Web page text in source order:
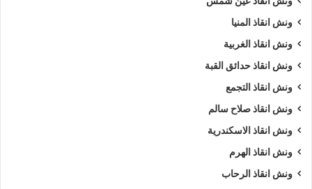
01120018852 الخيار الأمثل للعملاء الذين يبحثون عن خدمة
احترافية وموثوقة على الطريق في أي وقت.
هل يمكن متابعة موقع ونش أثناء
وصوله؟
تسعى شركة ونش انقاذ الرواد إلى توفير تجربة خدمة متكاملة، لذا
نوفر إمكانية متابعة موقع الونش أثناء وصوله بشكل مباشر، مما يتيح
للعميل معرفة الوقت المتوقع لوصول السيارة بدقة.
ونش انقاذ المنيا
ونش انقاذ الغربية
ونش انقاذ حدائق القبة
ونش انقاذ التجمع
ونش انقاذ صلاح سالم
ونش انقاذ الاسكندرية
ونش انقاذ الهرم
ونش انقاذ الرحاب